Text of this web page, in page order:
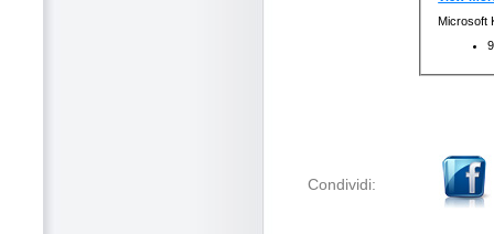
Condividi: